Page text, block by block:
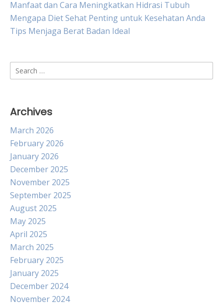
Manfaat dan Cara Meningkatkan Hidrasi Tubuh
Mengapa Diet Sehat Penting untuk Kesehatan Anda
Tips Menjaga Berat Badan Ideal
Search
for:
Archives
March 2026
February 2026
January 2026
December 2025
November 2025
September 2025
August 2025
May 2025
April 2025
March 2025
February 2025
January 2025
December 2024
November 2024